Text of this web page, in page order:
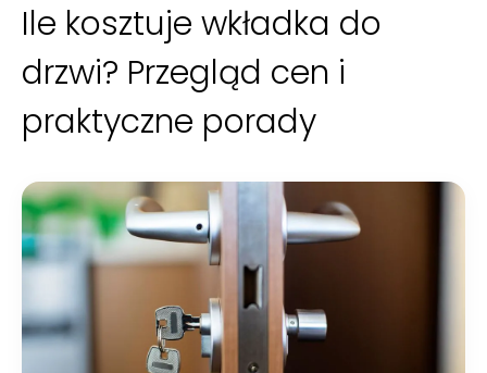
Ile kosztuje wkładka do
drzwi? Przegląd cen i
praktyczne porady